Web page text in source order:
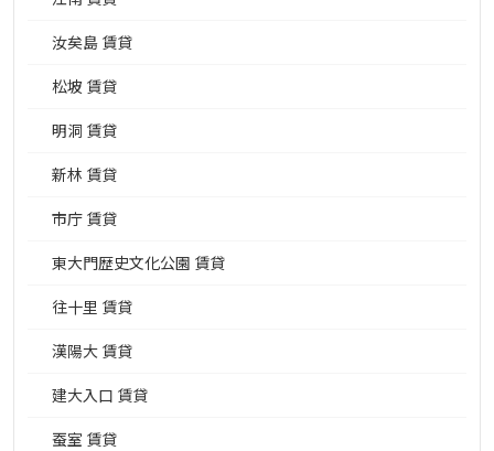
汝矣島 賃貸
松坡 賃貸
明洞 賃貸
新林 賃貸
市庁 賃貸
東大門歴史文化公園 賃貸
往十里 賃貸
漢陽大 賃貸
建大入口 賃貸
蚕室 賃貸